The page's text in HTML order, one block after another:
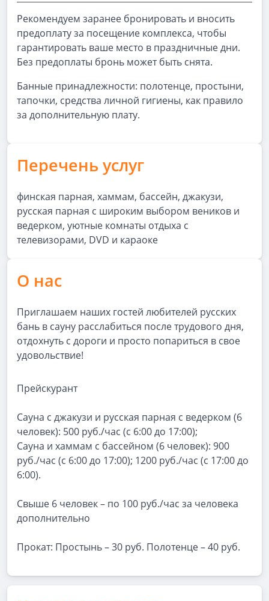
Рекомендуем заранее бронировать и вносить
предоплату за посещение комплекса, чтобы
гарантировать ваше место в праздничные дни.
Без предоплаты бронь может быть снята.
Банные принадлежности: полотенце, простыни,
тапочки, средства личной гигиены, как правило
за дополнительную плату.
Перечень услуг
финская парная, хаммам, бассейн, джакузи,
русская парная с широким выбором веников и
ведерком, уютные комнаты отдыха с
телевизорами, DVD и караоке
О нас
Приглашаем наших гостей любителей русских
бань в сауну расслабиться после трудового дня,
отдохнуть с дороги и просто попариться в свое
удовольствие!
Прейскурант
Сауна с джакузи и русская парная с ведерком (6
человек): 500 руб./час (с 6:00 до 17:00);
Сауна и хаммам с бассейном (6 человек): 900
руб./час (с 6:00 до 17:00); 1200 руб./час (с 17:00 до
6:00).
Свыше 6 человек – по 100 руб./час за человека
дополнительно
Прокат: Простынь – 30 руб. Полотенце – 40 руб.